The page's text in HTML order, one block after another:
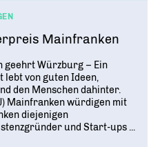
Mainfranken
geehrt Würzburg – Ein
von guten Ideen,
den Menschen dahinter.
Mainfranken würdigen mit
diejenigen
und Start-ups ...